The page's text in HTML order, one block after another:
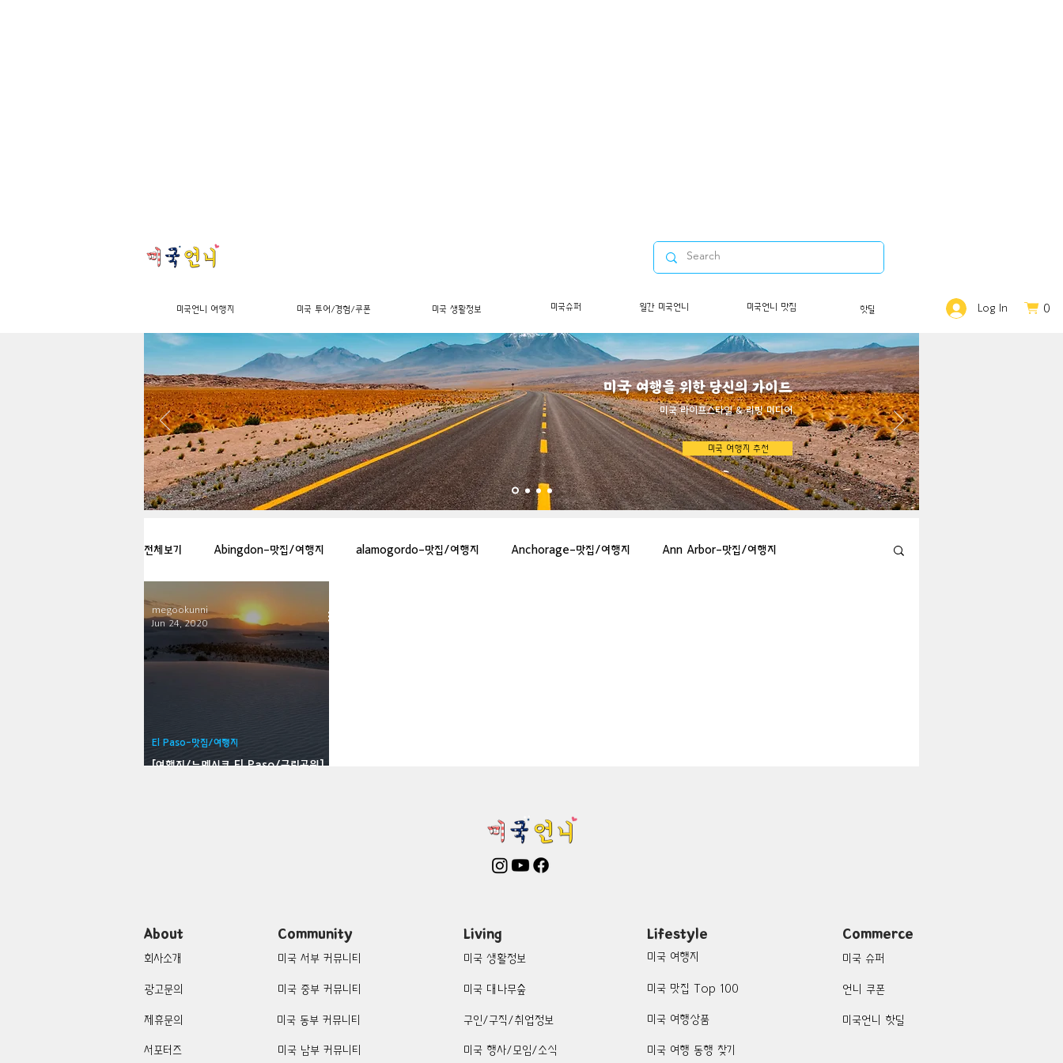
미국 여행을 위한 당신의 가이드
​미국 라이프스타일 & 리빙 미디어
미국 여행지 추천
전체보기 Abingdon-맛집/여행지 alamogordo-맛집/여행지 Anchorage-맛집/여행지 Ann Arbor-맛집/여행지
Arlington-맛집/여행지 Arlington-맛집/여행지
Bloomfield-맛집/여행지
Cambridge-맛집/여행지
Cascade Locks-맛집/여행지 Centerport-맛집/여행지
[여행지/뉴멕시코 El Paso/국립공원]
El Paso-맛집/여행지
megookunni
Jun 24, 2020
미국언니 여행지 미국 투어/경험/쿠폰 미국 생활정보 미국슈퍼 월간 미국언니 미국언니 맛집 핫딜 Log In 0
About
회사소개
광고문의
제휴문의
서포터즈
Community
미국 서부 커뮤니티
미국 중부 커뮤니티
미국 동부 커뮤니티
미국 남부 커뮤니티
Living
미국 생활정보
미국 대나무숲
구인/구직/취업정보
미국 행사/모임/소식
Lifestyle
미국 여행지
미국 맛집 Top 100
미국 여행상품
미국 여행 동행 찾기
Commerce
미국 슈퍼
언니 쿠폰
미국언니 핫딜